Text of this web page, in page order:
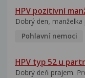
HPV pozitivní
Dobrý den, manželka
Pohlavní nemoci
HPV typ 52 u
Dobrý deň prajem.